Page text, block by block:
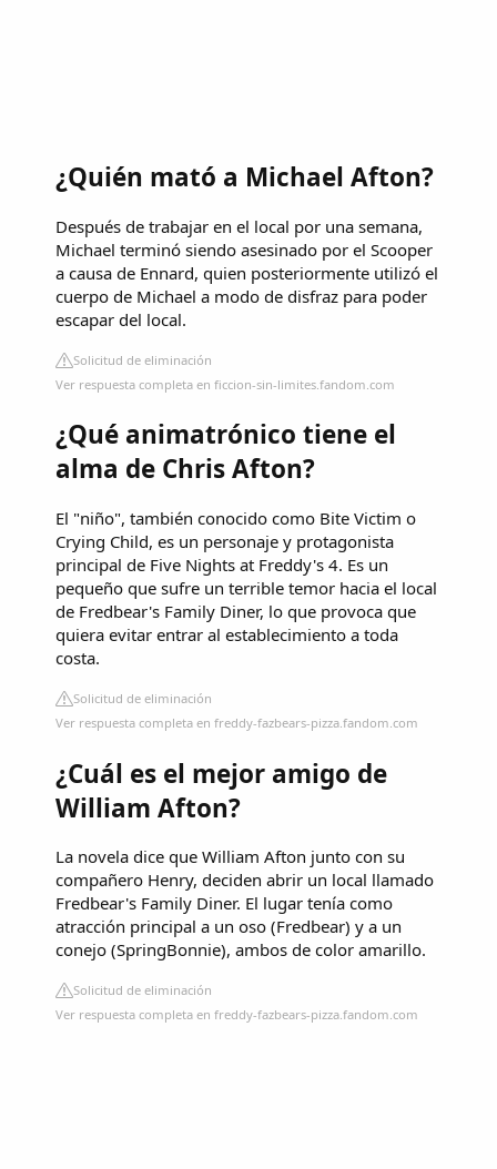
¿Quién mató a Michael Afton?
Después de trabajar en el local por una semana,
Michael terminó siendo asesinado por el Scooper
a causa de Ennard, quien posteriormente utilizó el
cuerpo de Michael a modo de disfraz para poder
escapar del local.
Solicitud de eliminación
Ver respuesta completa en ficcion-sin-limites.fandom.com
¿Qué animatrónico tiene el
alma de Chris Afton?
El "niño", también conocido como Bite Victim o
Crying Child, es un personaje y protagonista
principal de Five Nights at Freddy's 4. Es un
pequeño que sufre un terrible temor hacia el local
de Fredbear's Family Diner, lo que provoca que
quiera evitar entrar al establecimiento a toda
costa.
Solicitud de eliminación
Ver respuesta completa en freddy-fazbears-pizza.fandom.com
¿Cuál es el mejor amigo de
William Afton?
La novela dice que William Afton junto con su
compañero Henry, deciden abrir un local llamado
Fredbear's Family Diner. El lugar tenía como
atracción principal a un oso (Fredbear) y a un
conejo (SpringBonnie), ambos de color amarillo.
Solicitud de eliminación
Ver respuesta completa en freddy-fazbears-pizza.fandom.com